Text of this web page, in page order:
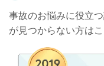
事故のお悩みに役立
が見つからない方は